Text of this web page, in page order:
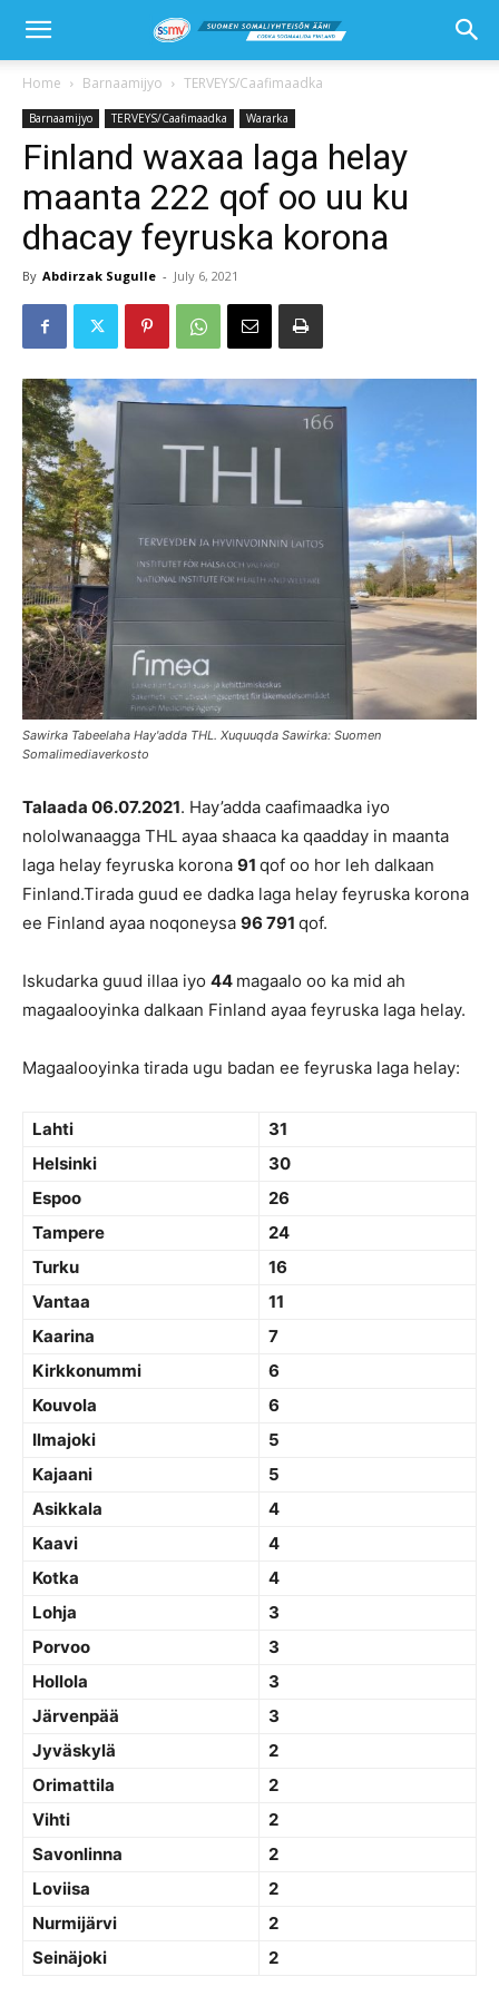
Home Barnaamijyo TERVEYS/Caafimaadka
Barnaamijyo TERVEYS/Caafimaadka Wararka
Finland waxaa laga helay
maanta 222 qof oo uu ku
dhacay feyruska korona
By Abdirzak Sugulle - July 6, 2021
Sawirka Tabeelaha Hay'adda THL. Xuquuqda Sawirka: Suomen
Somalimediaverkosto
Talaada 06.07.2021. Hay’adda caafimaadka iyo
nololwanaagga THL ayaa shaaca ka qaadday in maanta
laga helay feyruska korona 91 qof oo hor leh dalkaan
Finland.Tirada guud ee dadka laga helay feyruska korona
ee Finland ayaa noqoneysa 96 791 qof.
Iskudarka guud illaa iyo 44 magaalo oo ka mid ah
magaalooyinka dalkaan Finland ayaa feyruska laga helay.
Magaalooyinka tirada ugu badan ee feyruska laga helay:
Lahti
31
Helsinki
30
Espoo
26
Tampere
24
Turku
16
Vantaa
11
Kaarina
7
Kirkkonummi
6
Kouvola
6
Ilmajoki
5
Kajaani
5
Asikkala
4
Kaavi
4
Kotka
4
Lohja
3
Porvoo
3
Hollola
3
Järvenpää
3
Jyväskylä
2
Orimattila
2
Vihti
2
Savonlinna
2
Loviisa
2
Nurmijärvi
2
Seinäjoki
2